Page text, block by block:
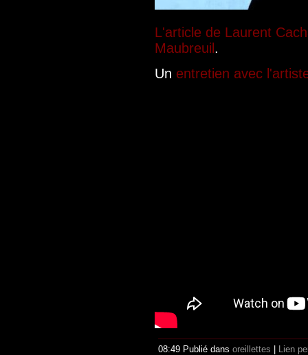
L'article de Laurent
Maubreuil .
Un entretien avec
08:49 Publié dans oreillettes
Lien